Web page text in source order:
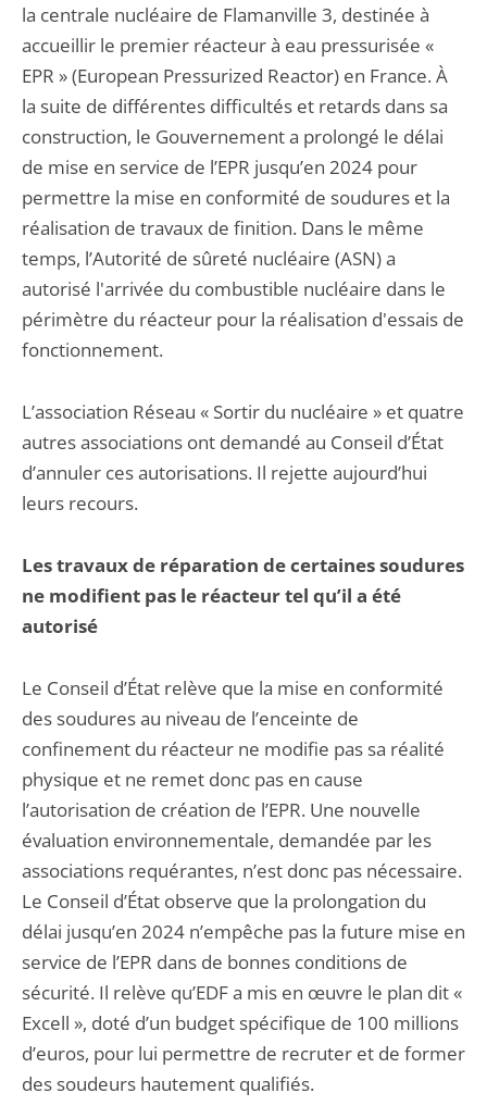
la centrale nucléaire de Flamanville 3, destinée à
accueillir le premier réacteur à eau pressurisée «
EPR » (European Pressurized Reactor) en France. À
la suite de différentes difficultés et retards dans sa
construction, le Gouvernement a prolongé le délai
de mise en service de l’EPR jusqu’en 2024 pour
permettre la mise en conformité de soudures et la
réalisation de travaux de finition. Dans le même
temps, l’Autorité de sûreté nucléaire (ASN) a
autorisé l'arrivée du combustible nucléaire dans le
périmètre du réacteur pour la réalisation d'essais de
fonctionnement.
L’association Réseau « Sortir du nucléaire » et quatre
autres associations ont demandé au Conseil d’État
d’annuler ces autorisations. Il rejette aujourd’hui
leurs recours.
Les travaux de réparation de certaines soudures
ne modifient pas le réacteur tel qu’il a été
autorisé
Le Conseil d’État relève que la mise en conformité
des soudures au niveau de l’enceinte de
confinement du réacteur ne modifie pas sa réalité
physique et ne remet donc pas en cause
l’autorisation de création de l’EPR. Une nouvelle
évaluation environnementale, demandée par les
associations requérantes, n’est donc pas nécessaire.
Le Conseil d’État observe que la prolongation du
délai jusqu’en 2024 n’empêche pas la future mise en
service de l’EPR dans de bonnes conditions de
sécurité. Il relève qu’EDF a mis en œuvre le plan dit «
Excell », doté d’un budget spécifique de 100 millions
d’euros, pour lui permettre de recruter et de former
des soudeurs hautement qualifiés.